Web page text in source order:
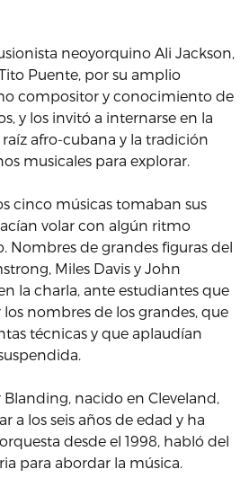
neoyorquino Ali Jackson,
Puente, por su amplio
compositor y conocimiento de
y los invitó a internarse en la
afro-cubana y la tradición
musicales para explorar.
cinco músicas tomaban sus
volar con algún ritmo
Nombres de grandes figuras del
Miles Davis y John
la charla, ante estudiantes que
nombres de los grandes, que
técnicas y que aplaudían
Blanding, nacido en Cleveland,
a los seis años de edad y ha
desde el 1998, habló del
para abordar la música.